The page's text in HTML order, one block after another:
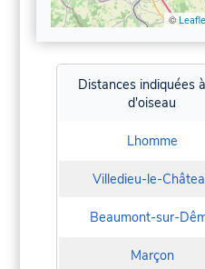
©
Distances indiquées
d'oiseau
Lhomme
Villedieu-le-
Beaumont-sur-
Marçon